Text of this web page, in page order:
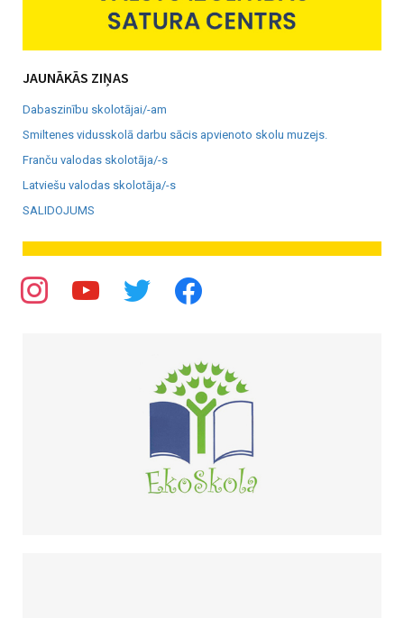
JAUNĀKĀS ZIŅAS
Dabaszinību skolotājai/-am
Smiltenes vidusskolā darbu sācis apvienoto skolu muzejs.
Franču valodas skolotāja/-s
Latviešu valodas skolotāja/-s
SALIDOJUMS